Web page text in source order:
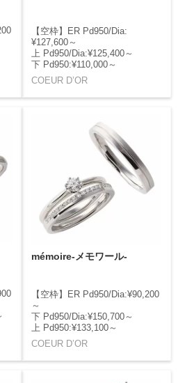
【空枠】ER Pd950/Dia:
¥127,600～
上 Pd950/Dia:¥125,400～
下 Pd950:¥110,000～
COEUR D’OR
mémoire-メモワール-
【空枠】ER Pd950/Dia:¥90,200
～
下 Pd950/Dia:¥150,700～
上 Pd950:¥133,100～
COEUR D’OR